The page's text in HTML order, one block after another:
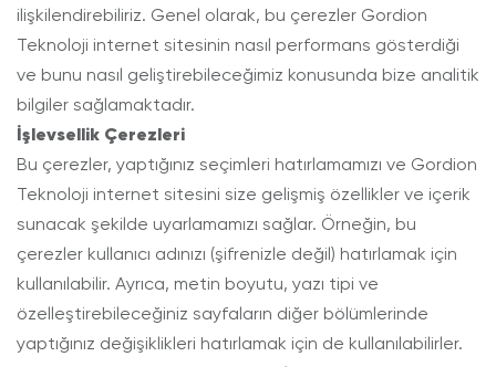
ilişkilendirebiliriz. Genel olarak, bu çerezler Gordion
Teknoloji internet sitesinin nasıl performans gösterdiği
ve bunu nasıl geliştirebileceğimiz konusunda bize analitik
bilgiler sağlamaktadır.
İşlevsellik Çerezleri
Bu çerezler, yaptığınız seçimleri hatırlamamızı ve Gordion
Teknoloji internet sitesini size gelişmiş özellikler ve içerik
sunacak şekilde uyarlamamızı sağlar. Örneğin, bu
çerezler kullanıcı adınızı (şifrenizle değil) hatırlamak için
kullanılabilir. Ayrıca, metin boyutu, yazı tipi ve
özelleştirebileceğiniz sayfaların diğer bölümlerinde
yaptığınız değişiklikleri hatırlamak için de kullanılabilirler.